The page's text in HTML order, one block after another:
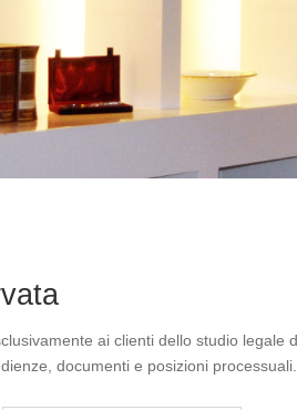
ai clienti dello studio
documenti e posizioni processuali.